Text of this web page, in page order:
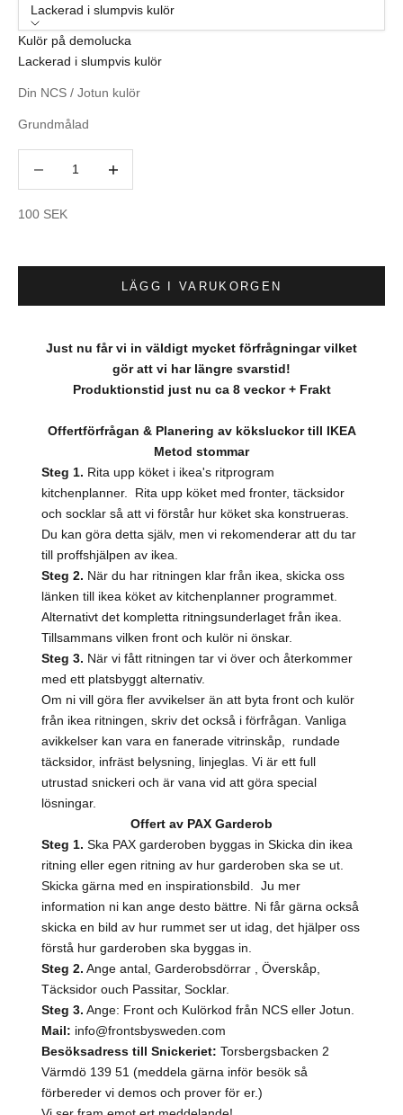
Lackerad i slumpvis kulör
Kulör på demolucka
Lackerad i slumpvis kulör
Din NCS / Jotun kulör
Grundmålad
REA-pris
100 SEK
LÄGG I VARUKORGEN
Just nu får vi in väldigt mycket förfrågningar vilket
gör att vi har längre svarstid!
Produktionstid just nu ca 8 veckor + Frakt
Offertförfrågan & Planering av köksluckor till IKEA
Metod stommar
Steg 1. Rita upp köket i ikea's ritprogram
kitchenplanner. Rita upp köket med fronter, täcksidor
och socklar så att vi förstår hur köket ska konstrueras.
Du kan göra detta själv, men vi rekomenderar att du tar
till proffshjälpen av ikea.
Steg 2. När du har ritningen klar från ikea, skicka oss
länken till ikea köket av kitchenplanner programmet.
Alternativt det kompletta ritningsunderlaget från ikea.
Tillsammans vilken front och kulör ni önskar.
Steg 3. När vi fått ritningen tar vi över och återkommer
med ett platsbyggt alternativ.
Om ni vill göra fler avvikelser än att byta front och kulör
från ikea ritningen, skriv det också i förfrågan. Vanliga
avikkelser kan vara en fanerade vitrinskåp, rundade
täcksidor, infräst belysning, linjeglas. Vi är ett full
utrustad snickeri och är vana vid att göra special
lösningar.
Offert av PAX Garderob
Steg 1. Ska PAX garderoben byggas in Skicka din ikea
ritning eller egen ritning av hur garderoben ska se ut.
Skicka gärna med en inspirationsbild. Ju mer
information ni kan ange desto bättre. Ni får gärna också
skicka en bild av hur rummet ser ut idag, det hjälper oss
förstå hur garderoben ska byggas in.
Steg 2. Ange antal, Garderobsdörrar , Överskåp,
Täcksidor ouch Passitar, Socklar.
Steg 3. Ange: Front och Kulörkod från NCS eller Jotun.
Mail: info@frontsbysweden.com
Besöksadress till Snickeriet: Torsbergsbacken 2
Värmdö 139 51 (meddela gärna inför besök så
förbereder vi demos och prover för er.)